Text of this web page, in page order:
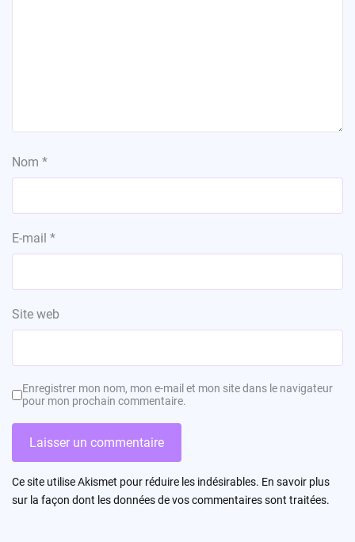
Nom *
E-mail *
Site web
Enregistrer mon nom, mon e-mail et mon site dans le navigateur
pour mon prochain commentaire.
Ce site utilise Akismet pour réduire les indésirables. En savoir plus
sur la façon dont les données de vos commentaires sont traitées.